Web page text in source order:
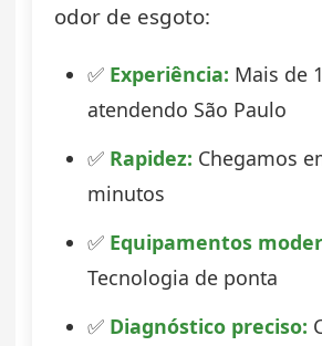
odor de esgoto:
✅ Experiência: Mais de
atendendo São Paulo
✅ Rapidez: Chegamos
minutos
✅ Equipamentos
Tecnologia de ponta
✅ Diagnóstico preciso: